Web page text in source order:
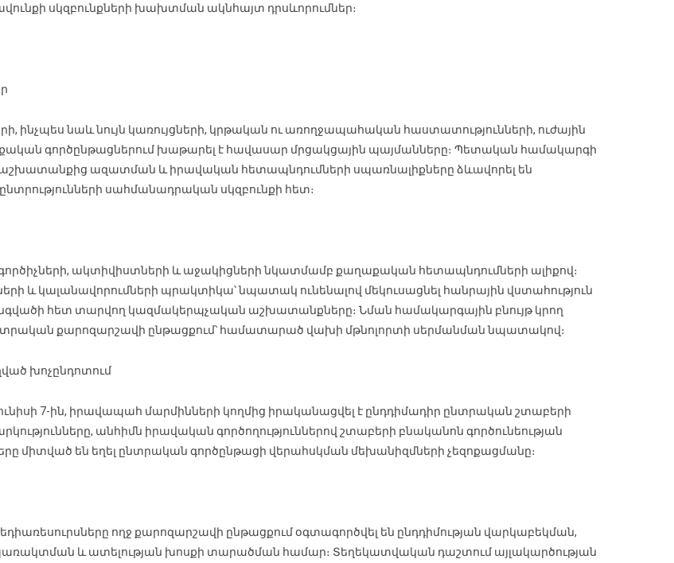
սկզբունքների խախտման ակնհայտ դրսևորումներ։
ինչպես նաև նույն կառույցների, կրթական ու առողջապահական հաստատությունների, ուժային
գործընթացներում խաթարել է հավասար մրցակցային պայմանները։ Պետական համակարգի
ազատման և իրավական հետապնդումների սպառնալիքները ձևավորել են
սահմանադրական սկզբունքի հետ։
ակտիվիստների և աջակիցների նկատմամբ քաղաքական հետապնդումների ալիքով։
և կալանավորումների պրակտիկա՝ նպատակ ունենալով մեկուսացնել հանրային վստահություն
հետ տարվող կազմակերպչական աշխատանքները։ Նման համակարգային բնույթ կրող
քարոզարշավի ընթացքում՝ համատարած վախի մթնոլորտի սերմանման նպատակով։
խոչընդոտում
7-ին, իրավապահ մարմինների կողմից իրականացվել է ընդդիմադիր ընտրական շտաբերի
անհիմն իրավական գործողություններով շտաբերի բնականոն գործունեության
միտված են եղել ընտրական գործընթացի վերահսկման մեխանիզմների չեզոքացմանը։
ողջ քարոզարշավի ընթացքում օգտագործվել են ընդդիմության վարկաբեկման,
և ատելության խոսքի տարածման համար։ Տեղեկատվական դաշտում այլակարծության